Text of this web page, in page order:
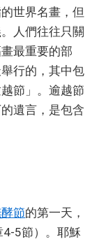
世界名畫，但
人們往往只關
最重要的部
行的，其中包
節」。逾越節
遺言，是包含
節的第一天，
4-5節）。耶穌